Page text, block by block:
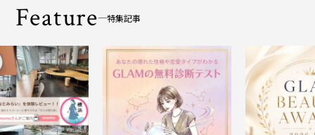
Feature 特集記事